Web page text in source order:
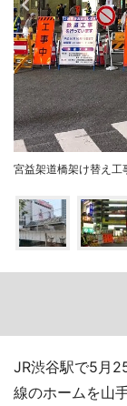
宮益架道橋架け替え工
JR渋谷駅で5月
線のホームを山